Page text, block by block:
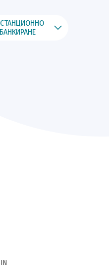
БАНКИРАНЕ